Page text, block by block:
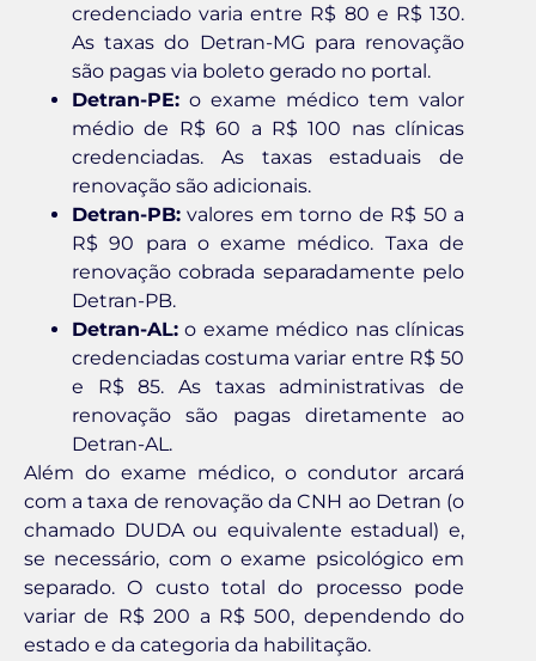
credenciado varia entre R$ 80 e R$ 130.
As taxas do Detran-MG para renovação
são pagas via boleto gerado no portal.
Detran-PE: o exame médico tem valor
médio de R$ 60 a R$ 100 nas clínicas
credenciadas. As taxas estaduais de
renovação são adicionais.
Detran-PB: valores em torno de R$ 50 a
R$ 90 para o exame médico. Taxa de
renovação cobrada separadamente pelo
Detran-PB.
Detran-AL: o exame médico nas clínicas
credenciadas costuma variar entre R$ 50
e R$ 85. As taxas administrativas de
renovação são pagas diretamente ao
Detran-AL.
Além do exame médico, o condutor arcará
com a taxa de renovação da CNH ao Detran (o
chamado DUDA ou equivalente estadual) e,
se necessário, com o exame psicológico em
separado. O custo total do processo pode
variar de R$ 200 a R$ 500, dependendo do
estado e da categoria da habilitação.